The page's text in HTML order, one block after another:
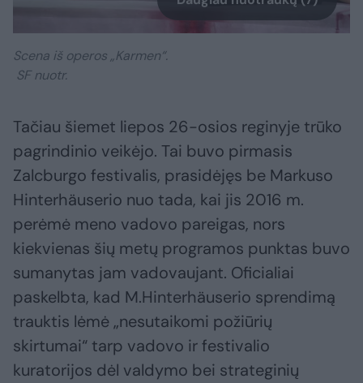
Scena iš operos „Karmen“.
SF nuotr.
Tačiau šiemet liepos 26-osios reginyje trūko
pagrindinio veikėjo. Tai buvo pirmasis
Zalcburgo festivalis, prasidėjęs be Markuso
Hinterhäuserio nuo tada, kai jis 2016 m.
perėmė meno vadovo pareigas, nors
kiekvienas šių metų programos punktas buvo
sumanytas jam vadovaujant. Oficialiai
paskelbta, kad M.Hinterhäuserio sprendimą
trauktis lėmė „nesutaikomi požiūrių
skirtumai“ tarp vadovo ir festivalio
kuratorijos dėl valdymo bei strateginių